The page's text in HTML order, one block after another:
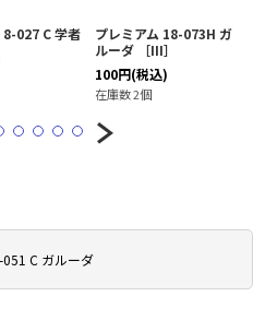
C ガルーダ
8-027 C 学者
プレミアム 18-073H ガ
ルーダ ［III］
100円(税込)
在庫数 2個